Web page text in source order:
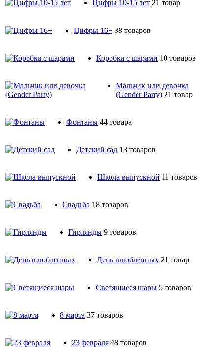
Цифры 10-15 лет 21 товар
Цифры 16+ 38 товаров
Коробка с шарами 10 товаров
Мальчик или девочка
(Gender Party) 21 товар
Фонтаны 44 товара
Детский сад 13 товаров
Школа выпускной 11 товаров
Свадьба 18 товаров
Гирлянды 9 товаров
День влюблённых 21 товар
Светящиеся шары 5 товаров
8 марта 37 товаров
23 февраля 48 товаров